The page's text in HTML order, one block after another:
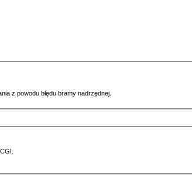
z powodu błędu bramy nadrzędnej.